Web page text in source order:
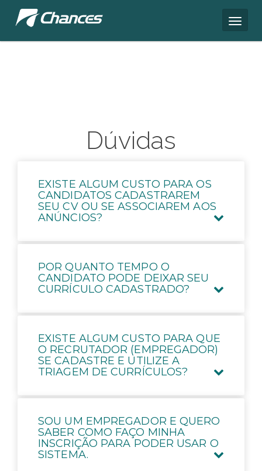
Dúvidas
EXISTE ALGUM CUSTO PARA OS
CANDIDATOS CADASTRAREM
SEU CV OU SE ASSOCIAREM AOS
ANÚNCIOS?
POR QUANTO TEMPO O
CANDIDATO PODE DEIXAR SEU
CURRÍCULO CADASTRADO?
EXISTE ALGUM CUSTO PARA QUE
O RECRUTADOR (EMPREGADOR)
SE CADASTRE E UTILIZE A
TRIAGEM DE CURRÍCULOS?
SOU UM EMPREGADOR E QUERO
SABER COMO FAÇO MINHA
INSCRIÇÃO PARA PODER USAR O
SISTEMA.